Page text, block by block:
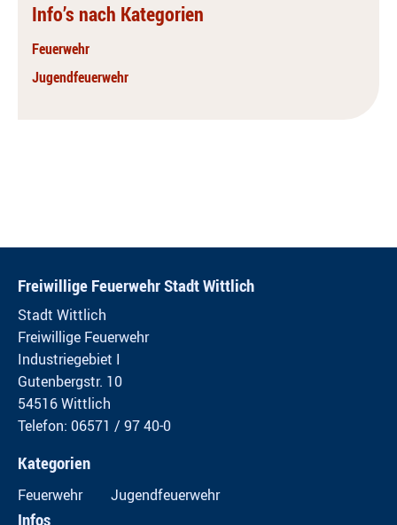
Info’s nach Kategorien
Feuerwehr
Jugendfeuerwehr
Freiwillige Feuerwehr Stadt Wittlich
Stadt Wittlich
Freiwillige Feuerwehr
Industriegebiet I
Gutenbergstr. 10
54516 Wittlich
Telefon: 06571 / 97 40-0
Kategorien
Feuerwehr Jugendfeuerwehr
Infos